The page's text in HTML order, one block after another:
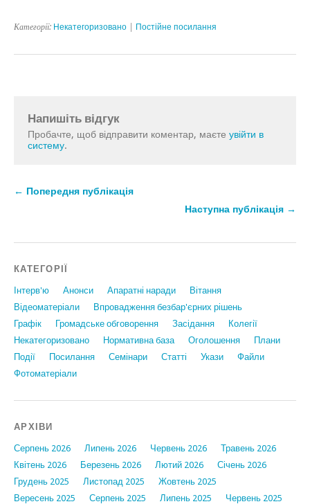
Категорії: Некатегоризовано Постійне посилання
Напишіть відгук
Пробачте, щоб відправити коментар, маєте увійти в
систему.
← Попередня публікація
Наступна публікація →
КАТЕГОРІЇ
Інтерв'ю Анонси Апаратні наради
Вiтання
Відеоматеріали
Впровадження безбар'єрних рішень
Графiк
Громадське обговорення Засідання
Колегії
Некатегоризовано
Нормативна база Оголошення
Плани
Події
Посилання Семінари Статтi Укази
Файли
Фотоматеріали
АРХІВИ
Серпень 2026 Липень 2026 Червень 2026
Травень 2026
Квітень 2026
Березень 2026 Лютий 2026
Січень 2026
Грудень 2025
Листопад 2025
Жовтень 2025
Вересень 2025
Серпень 2025 Липень 2025 Червень 2025